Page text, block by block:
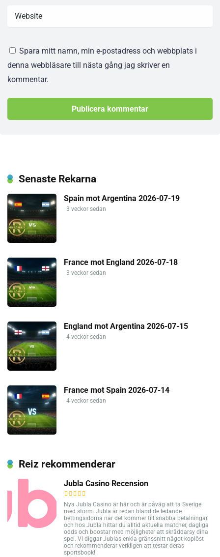
Spara mitt namn, min e-postadress och webbplats i
denna webbläsare till nästa gång jag skriver en
kommentar.
Senaste Rekarna
Spain mot Argentina 2026-07-19
3 veckor sedan
France mot England 2026-07-18
3 veckor sedan
England mot Argentina 2026-07-15
4 veckor sedan
France mot Spain 2026-07-14
4 veckor sedan
Reiz rekommenderar
Jubla Casino Recension
Nya Jubla Casino är här och är påväg att ta Sverige
med storm. Jubla är redan bland de ledande
bettingsidorna när det kommer till snabba betalningar
och hos Jubla hittar du alltid aktuella matcher, dagliga
odds och boostar med möjligheter att skräddarsy dina
spel. Vi diggar Jublas enkla gränssnitt något kopiöst
och rekommenderar verkligen att testar deras
sportsbook!